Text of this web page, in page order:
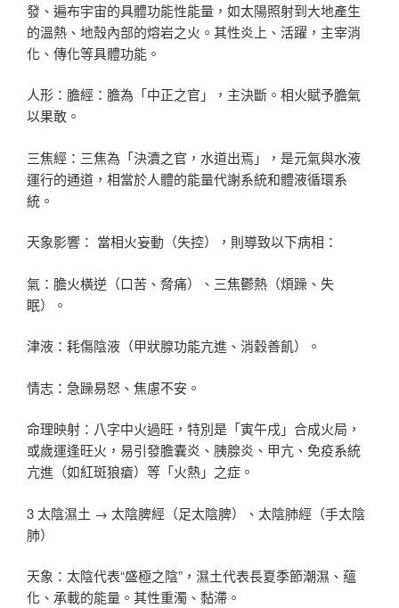
發、遍布宇宙的具體功能性能量，如太陽照射到大地產生
的溫熱、地殼內部的熔岩之火。其性炎上、活躍，主宰消
化、傳化等具體功能。
人形：膽經：膽為「中正之官」，主決斷。相火賦予膽氣
以果敢。
三焦經：三焦為「決瀆之官，水道出焉」，是元氣與水液
運行的通道，相當於人體的能量代謝系統和體液循環系
統。
天象影響： 當相火妄動（失控），則導致以下病相：
氣：膽火橫逆（口苦、脅痛）、三焦鬱熱（煩躁、失
眠）。
津液：耗傷陰液（甲狀腺功能亢進、消穀善飢）。
情志：急躁易怒、焦慮不安。
命理映射：八字中火過旺，特別是「寅午戌」合成火局，
或歲運逢旺火，易引發膽囊炎、胰腺炎、甲亢、免疫系統
亢進（如紅斑狼瘡）等「火熱」之症。
3 太陰濕土 → 太陰脾經（足太陰脾）、太陰肺經（手太陰
肺）
天象：太陰代表“盛極之陰”，濕土代表長夏季節潮濕、蘊
化、承載的能量。其性重濁、黏滯。